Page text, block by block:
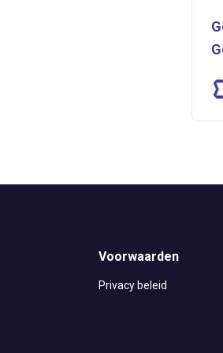
Voorwaarden
Privacy beleid